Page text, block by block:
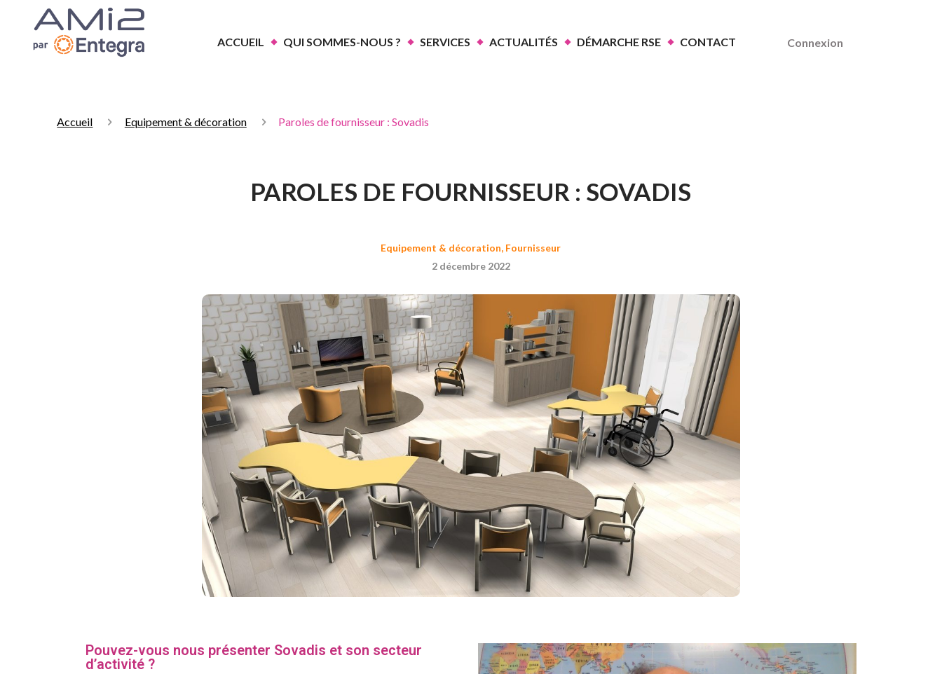
ACCUEIL QUI SOMMES-NOUS ? SERVICES ACTUALITÉS DÉMARCHE RSE CONTACT Connexion
Accueil Equipement & décoration Paroles de fournisseur : Sovadis
PAROLES DE FOURNISSEUR : SOVADIS
Equipement & décoration, Fournisseur
2 décembre 2022
Pouvez-vous nous présenter Sovadis et son secteur
d’activité ?